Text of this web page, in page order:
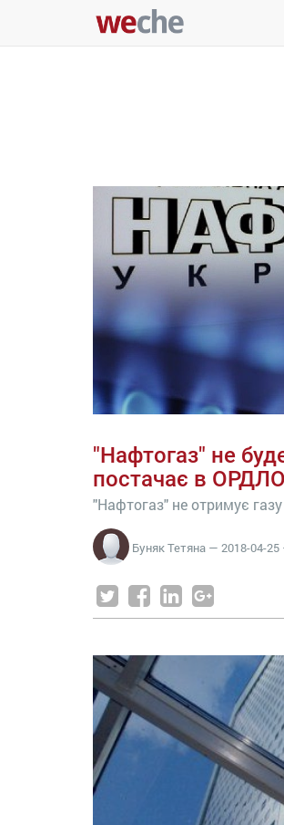
"Нафтогаз" не
постачає в ОРДЛО
"Нафтогаз" не отримує
Буняк Тетяна — 2018-04-25